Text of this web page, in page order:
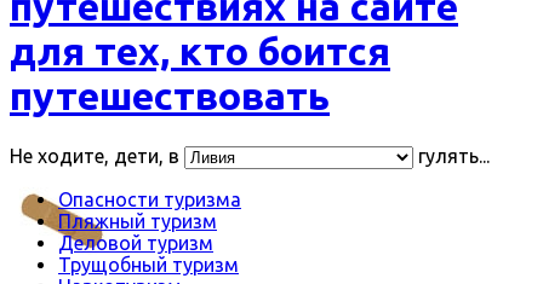
для тех, кто боится
путешествовать
Не ходите, дети, в
гулять...
Опасности туризма
Пляжный туризм
Деловой туризм
Трущобный туризм